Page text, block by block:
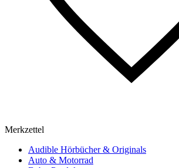
Merkzettel
Audible Hörbücher & Originals
Auto & Motorrad